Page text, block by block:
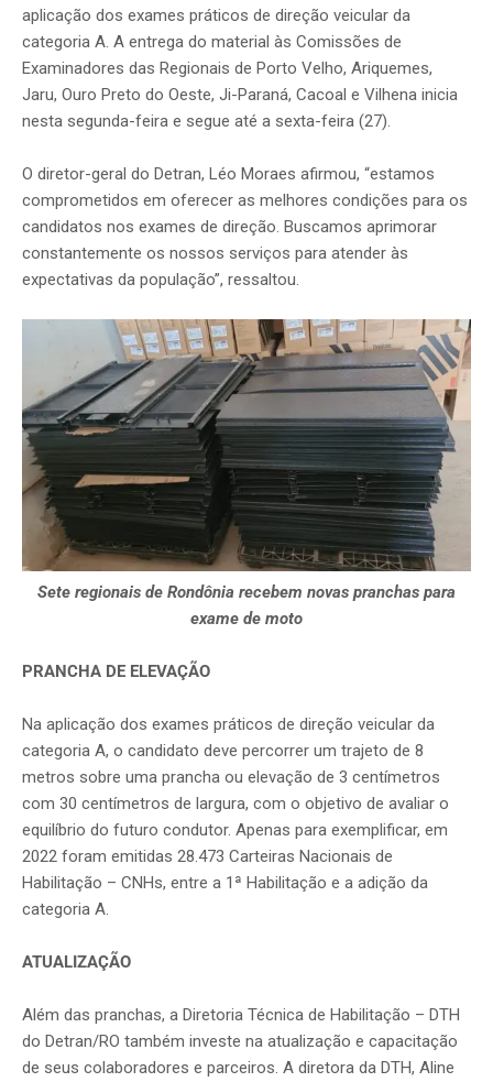
aplicação dos exames práticos de direção veicular da
categoria A. A entrega do material às Comissões de
Examinadores das Regionais de Porto Velho, Ariquemes,
Jaru, Ouro Preto do Oeste, Ji-Paraná, Cacoal e Vilhena inicia
nesta segunda-feira e segue até a sexta-feira (27).
O diretor-geral do Detran, Léo Moraes afirmou, “estamos
comprometidos em oferecer as melhores condições para os
candidatos nos exames de direção. Buscamos aprimorar
constantemente os nossos serviços para atender às
expectativas da população”, ressaltou.
Sete regionais de Rondônia recebem novas pranchas para
exame de moto
PRANCHA DE ELEVAÇÃO
Na aplicação dos exames práticos de direção veicular da
categoria A, o candidato deve percorrer um trajeto de 8
metros sobre uma prancha ou elevação de 3 centímetros
com 30 centímetros de largura, com o objetivo de avaliar o
equilíbrio do futuro condutor. Apenas para exemplificar, em
2022 foram emitidas 28.473 Carteiras Nacionais de
Habilitação – CNHs, entre a 1ª Habilitação e a adição da
categoria A.
ATUALIZAÇÃO
Além das pranchas, a Diretoria Técnica de Habilitação – DTH
do Detran/RO também investe na atualização e capacitação
de seus colaboradores e parceiros. A diretora da DTH, Aline